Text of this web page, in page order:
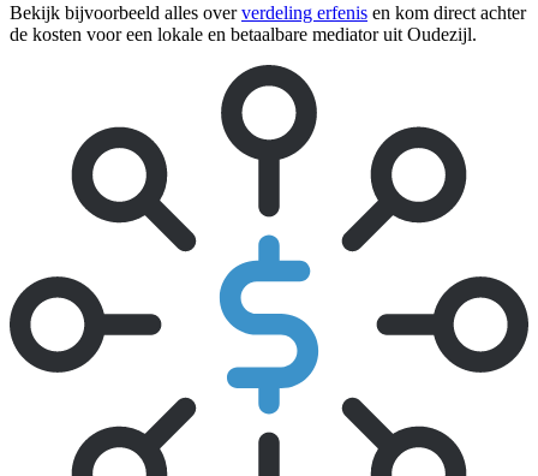
Bekijk bijvoorbeeld alles oververdeling erfenis en kom direct achter
de kosten voor een lokale en betaalbare mediator uit Oudezijl.